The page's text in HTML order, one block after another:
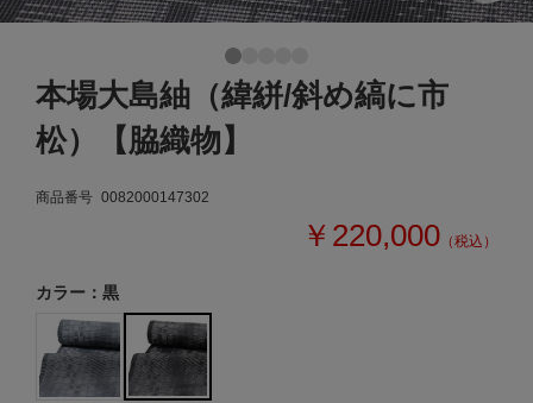
本場大島紬（緯絣/斜め縞に市
松）【脇織物】
商品番号 0082000147302
￥220,000 （税込）
カラー：黒